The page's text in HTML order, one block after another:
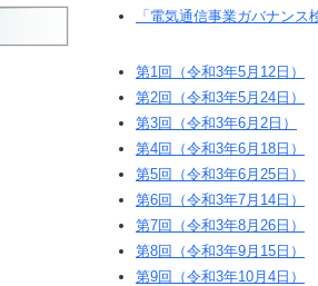
「電気通信事業ガバナン
第1回（令和3年5月12日）
第2回（令和3年5月24日）
第3回（令和3年6月2日）
第4回（令和3年6月18日）
第5回（令和3年6月25日）
第6回（令和3年7月14日）
第7回（令和3年8月26日）
第8回（令和3年9月15日）
第9回（令和3年10月4日）